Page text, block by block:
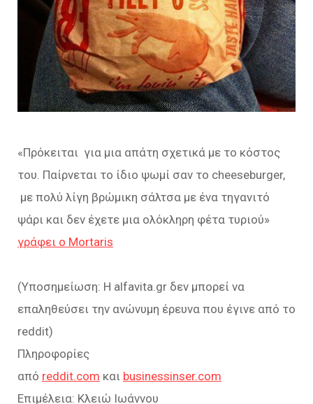
«Πρόκειται για μια απάτη σχετικά με το κόστος
του. Παίρνεται το ίδιο ψωμί σαν το cheeseburger,
με πολύ λίγη βρώμικη σάλτσα με ένα τηγανιτό
ψάρι και δεν έχετε μια ολόκληρη φέτα τυριού»
γράφει ο Mortaris
(Υποσημείωση: Η alfavita.gr δεν μπορεί να
επαληθεύσει την ανώνυμη έρευνα που έγινε από το
reddit)
Πληροφορίες
από reddit.com και businessinser.com
Επιμέλεια: Κλειώ Ιωάννου